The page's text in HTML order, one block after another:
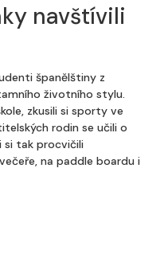
navštívili
španělštiny z
životního stylu.
zkusili si sporty ve
rodin se učili o
si tak procvičili
na paddle boardu i